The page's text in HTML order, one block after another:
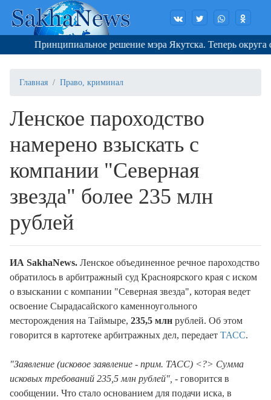
Принципиальное решение мэра Якутска. Теперь округа
Главная Право, криминал
Ленское пароходство
намерено взыскать с
компании "Северная
звезда" более 235 млн
рублей
ИА SakhaNews. Ленское объединенное речное пароходство
обратилось в арбитражный суд Красноярского края с иском
о взыскании с компании "Северная звезда", которая ведет
освоение Сырадасайского каменноугольного
месторождения на Таймыре, 235,5 млн рублей. Об этом
говорится в картотеке арбитражных дел, передает ТАСС.
"Заявление (исковое заявление - прим. ТАСС) <?> Сумма
исковых требований 235,5 млн рублей", - говорится в
сообщении. Что стало основанием для подачи иска, в